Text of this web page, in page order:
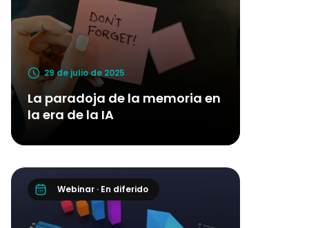
29 de julio de 2025
La paradoja de la memoria en
la era de la IA
Webinar · En diferido